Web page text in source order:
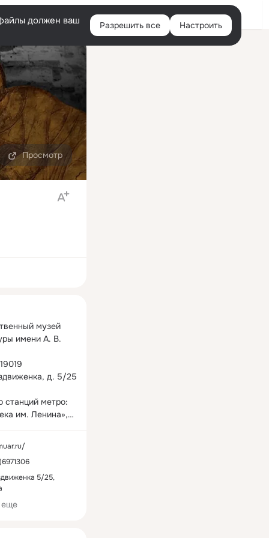
Войти
должен ваш
Разрешить все Настроить
Просмотр
музей
имени А. В.
д. 5/25
станций метро:
им. Ленина»,
- 21:00
Вс: 11:00 - 20:00
5/25,
еще